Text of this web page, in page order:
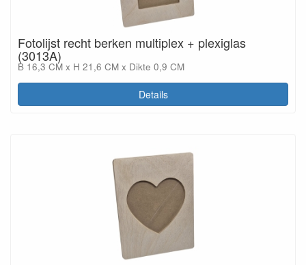
Fotolijst recht berken multiplex + plexiglas
(3013A)
B 16,3 CM x H 21,6 CM x Dikte 0,9 CM
Details